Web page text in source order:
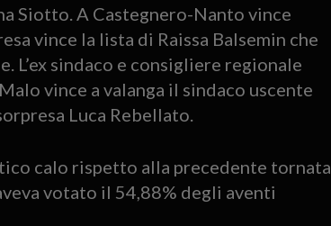
Siotto. A Castegnero-Nanto vince
vince la lista di Raissa Balsemin che
L’ex sindaco e consigliere regionale
vince a valanga il sindaco uscente
Luca Rebellato.
calo rispetto alla precedente tornata
votato il 54,88% degli aventi